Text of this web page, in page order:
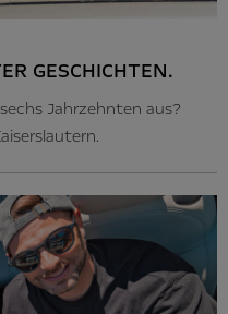
GESCHICHTEN.
Jahrzehnten aus?